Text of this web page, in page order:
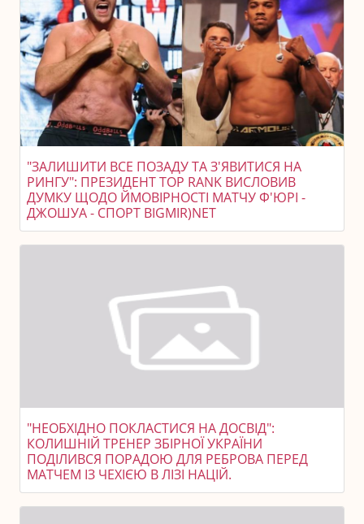
"ЗАЛИШИТИ ВСЕ ПОЗАДУ ТА З'ЯВИТИСЯ НА
РИНГУ": ПРЕЗИДЕНТ TOP RANK ВИСЛОВИВ
ДУМКУ ЩОДО ЙМОВІРНОСТІ МАТЧУ Ф'ЮРІ -
ДЖОШУА - СПОРТ BIGMIR)NET
"НЕОБХІДНО ПОКЛАСТИСЯ НА ДОСВІД":
КОЛИШНІЙ ТРЕНЕР ЗБІРНОЇ УКРАЇНИ
ПОДІЛИВСЯ ПОРАДОЮ ДЛЯ РЕБРОВА ПЕРЕД
МАТЧЕМ ІЗ ЧЕХІЄЮ В ЛІЗІ НАЦІЙ.